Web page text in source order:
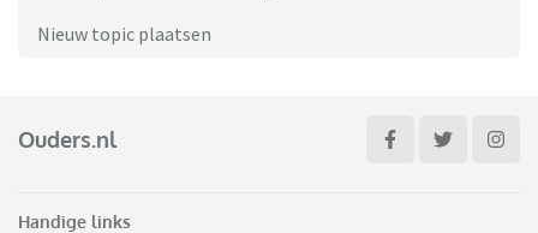
Nieuw topic plaatsen
Ouders.nl
Handige links